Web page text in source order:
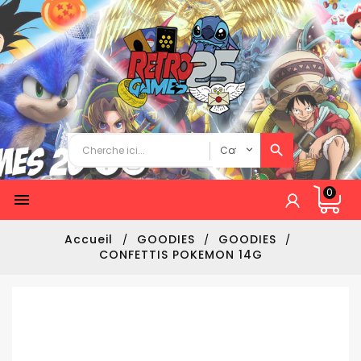
 0
Accueil GOODIES
GOODIES
CONFETTIS POKEMON 14G